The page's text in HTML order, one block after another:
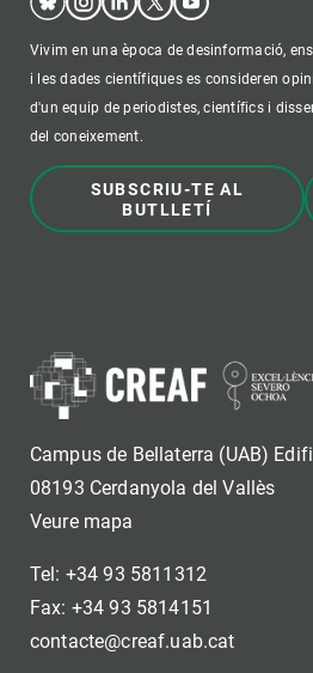
Vivim en una època de desinformació,
i les dades científiques es consideren
d'un equip de periodistes, científics i
del coneixement.
SUBSCRIU-TE AL
BUTLLETÍ
Campus de Bellaterra (UAB)
08193 Cerdanyola del Vallès
Veure mapa
Tel: +34 93 5811312
Fax: +34 93 5814151
contacte@creaf.uab.cat